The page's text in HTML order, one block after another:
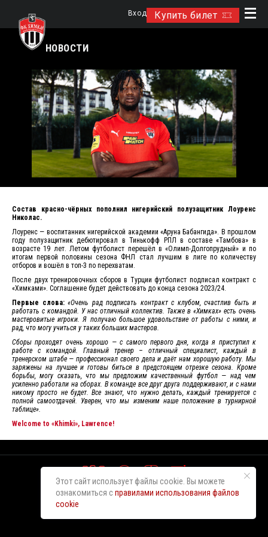
Купить билет
Вход
НОВОСТИ
Состав красно-чёрных пополнил нигерийский полузащитник Лоуренс
Николас.
Лоуренс — воспитанник нигерийской академии «Аруна Бабангида». В прошлом
году полузащитник дебютировал в Тинькофф РПЛ в составе «Тамбова» в
возрасте 19 лет. Летом футболист перешёл в «Олимп-Долгопрудный» и по
итогам первой половины сезона ФНЛ стал лучшим в лиге по количеству
отборов и вошёл в топ-3 по перехватам.
После двух тренировочных сборов в Турции футболист подписал контракт с
«Химками». Соглашение будет действовать до конца сезона 2023/24.
Первые слова: «Очень рад подписать контракт с клубом, счастлив быть и
работать с командой. У нас отличный коллектив. Также в «Химках» есть очень
мастеровитые игроки. Я получаю большое удовольствие от работы с ними, и
рад, что могу учиться у таких больших мастеров.
Сборы проходят очень хорошо — с самого первого дня, когда я приступил к
работе с командой. Главный тренер – отличный специалист, каждый в
тренерском штабе — профессионал своего дела и даёт нам хорошую работу. Мы
заряжены на лучшее и готовы биться в предстоящем отрезке сезона. Кроме
борьбы, могу сказать, что мы предложим качественный футбол — над чем
усиленно работали на сборах. В команде все друг друга поддерживают, и с нами
никому просто не будет. Все знают, что нужно делать, каждый тренируется с
полной самоотдачей. Уверен, что мы изменим наше положение в турнирной
таблице».
Welcome to «Khimki», Lawrence!
Этот сайт использует файлы cookie. Вы можете
ознакомиться справилами использования файлов
cookie